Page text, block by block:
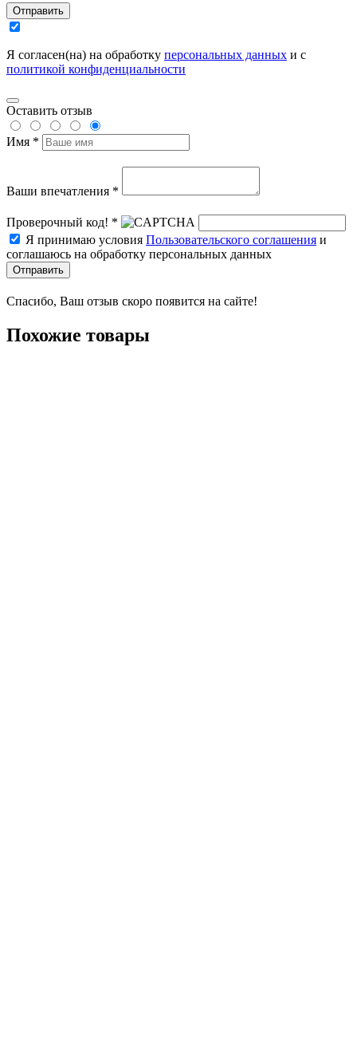
Отправить
Я согласен(на) на обработку персональных данных и с
политикой конфиденциальности
Оставить отзыв
Имя *
Ваши впечатления *
Проверочный код! *
Я принимаю условия Пользовательского соглашения и
соглашаюсь на обработку персональных данных
Отправить
Спасибо, Ваш отзыв скоро появится на сайте!
Похожие товары